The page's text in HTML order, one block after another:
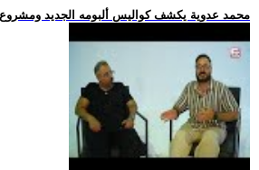
.. محمد عدوية يكشف كواليس ألبومه الجديد